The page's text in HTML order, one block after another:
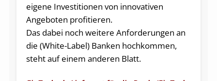
eigene Investitionen von innovativen
Angeboten profitieren.
Das dabei noch weitere Anforderungen an
die (White-Label) Banken hochkommen,
steht auf einem anderen Blatt.